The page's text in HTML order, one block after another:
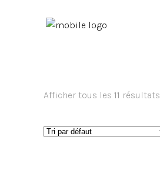
Afficher tous les 11 résultats